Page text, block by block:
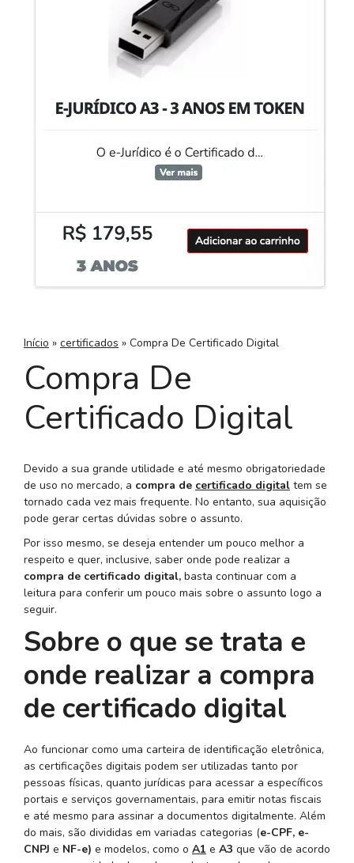
Início » certificados » Compra De Certificado Digital
Compra De
Certificado Digital
Devido a sua grande utilidade e até mesmo obrigatoriedade
de uso no mercado, a compra de certificado digital tem se
tornado cada vez mais frequente. No entanto, sua aquisição
pode gerar certas dúvidas sobre o assunto.
Por isso mesmo, se deseja entender um pouco melhor a
respeito e quer, inclusive, saber onde pode realizar a
compra de certificado digital, basta continuar com a
leitura para conferir um pouco mais sobre o assunto logo a
seguir.
Sobre o que se trata e
onde realizar a compra
de certificado digital
Ao funcionar como uma carteira de identificação eletrônica,
as certificações digitais podem ser utilizadas tanto por
pessoas físicas, quanto jurídicas para acessar a específicos
portais e serviços governamentais, para emitir notas fiscais
e até mesmo para assinar a documentos digitalmente. Além
do mais, são divididas em variadas categorias (e-CPF, e-
CNPJ e NF-e) e modelos, como o A1 e A3 que vão de acordo